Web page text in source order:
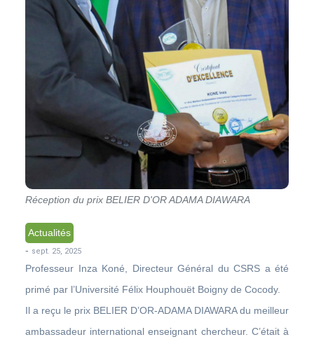
Réception du prix BELIER D'OR ADAMA DIAWARA
Actualités
- sept. 25, 2025
Professeur Inza Koné, Directeur Général du CSRS a été
primé par l’Université Félix Houphouët Boigny de Cocody.
Il a reçu le prix BELIER D’OR-ADAMA DIAWARA du meilleur
ambassadeur international enseignant chercheur. C’était à